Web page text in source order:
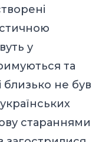
у
та
близько не був
стараннями